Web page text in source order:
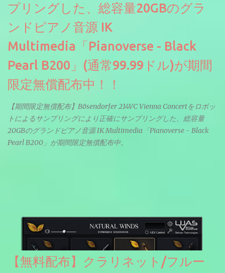
プリングした、総容量20GBのグラ
ンドピアノ音源 IK
Multimedia「Pianoverse - Black
Pearl B200」(通常99.99ドル)が期間
限定無償配布中！！
【期間限定無償配布】Bösendorfer 214VC Vienna Concertをロボッ
トによるサンプリングにより正確にサンプリングした、総容量
20GBのグランドピアノ音源 IK Multimedia「Pianoverse - Black
Pearl B200」が期間限定無償配布中。
【無料配布】クラリネット/フルー